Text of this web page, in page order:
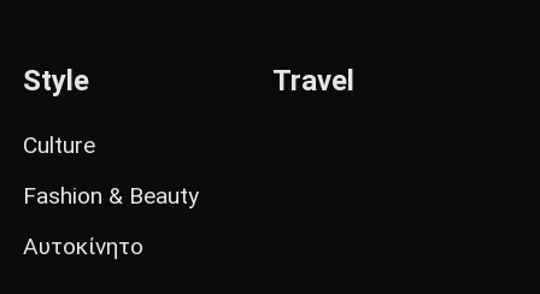
Style
Culture
Fashion & Beauty
Αυτοκίνητο
Travel